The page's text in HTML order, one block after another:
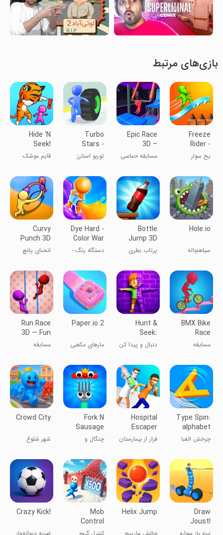
بازی‌های مرتبط
Freeze
Rider -
Frozen
Slides
یخ سوار
Epic Race
3D –
Parkour
مسابقه حماسی
Turbo
Stars -
Rival Racing
توربو استارز
Hide 'N
Seek!
قایم موشک
Hole.io
سیاهچاله
Bottle
Jump 3D
پرتاب بطری
Dye Hard -
Color War
دستگاه رنگ -
Curvy
Punch 3D
انحنای پانچ
BMX Bike
Race
مسابقه
Hunt &
Seek:
Disguise &
Escape
دنبال و پیدا کن
Paper.io 2
مارهای مکعبی
Run Race
3D — Fun
Parkour
مسابقه
Type Spin:
alphabet
run game
چرخش الفبا
Hospital
Escaper
فرار از بیمارستان
Fork N
Sausage
چنگال و
Crowd City
شهر شلوغ
Draw
Joust!
Helix Jump
Mob
Control
Crazy Kick!